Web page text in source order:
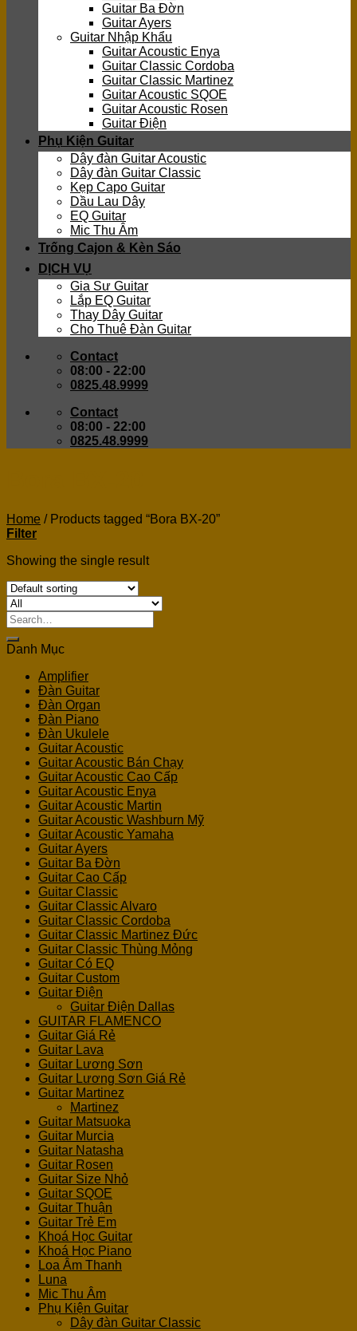
Guitar Ba Đờn
Guitar Ayers
Guitar Nhập Khẩu
Guitar Acoustic Enya
Guitar Classic Cordoba
Guitar Classic Martinez
Guitar Acoustic SQOE
Guitar Acoustic Rosen
Guitar Điện
Phụ Kiện Guitar
Dây đàn Guitar Acoustic
Dây đàn Guitar Classic
Kẹp Capo Guitar
Dầu Lau Dây
EQ Guitar
Mic Thu Âm
Trống Cajon & Kèn Sáo
DỊCH VỤ
Gia Sư Guitar
Lắp EQ Guitar
Thay Dây Guitar
Cho Thuê Đàn Guitar
Contact
08:00 - 22:00
0825.48.9999
Contact
08:00 - 22:00
0825.48.9999
Home /Products tagged “Bora BX-20”
Filter
Showing the single result
Search
for:
Danh Mục
Amplifier
Đàn Guitar
Đàn Organ
Đàn Piano
Đàn Ukulele
Guitar Acoustic
Guitar Acoustic Bán Chạy
Guitar Acoustic Cao Cấp
Guitar Acoustic Enya
Guitar Acoustic Martin
Guitar Acoustic Washburn Mỹ
Guitar Acoustic Yamaha
Guitar Ayers
Guitar Ba Đờn
Guitar Cao Cấp
Guitar Classic
Guitar Classic Alvaro
Guitar Classic Cordoba
Guitar Classic Martinez Đức
Guitar Classic Thùng Mỏng
Guitar Có EQ
Guitar Custom
Guitar Điện
Guitar Điện Dallas
GUITAR FLAMENCO
Guitar Giá Rẻ
Guitar Lava
Guitar Lương Sơn
Guitar Lương Sơn Giá Rẻ
Guitar Martinez
Martinez
Guitar Matsuoka
Guitar Murcia
Guitar Natasha
Guitar Rosen
Guitar Size Nhỏ
Guitar SQOE
Guitar Thuận
Guitar Trẻ Em
Khoá Học Guitar
Khoá Học Piano
Loa Âm Thanh
Luna
Mic Thu Âm
Phụ Kiện Guitar
Dây đàn Guitar Classic